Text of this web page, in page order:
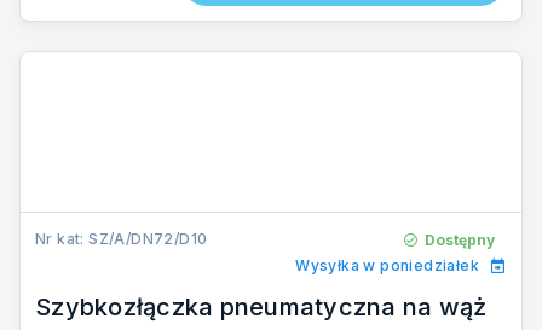
Nr kat: SZ/A/DN72/D10
Dostępny
Wysyłka w poniedziałek
Szybkozłączka pneumatyczna na wąż